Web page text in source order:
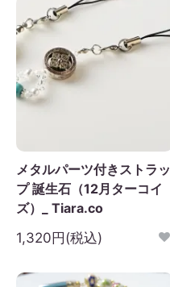
メタルパーツ付きストラッ
プ 誕生石（12月ターコイ
ズ）_ Tiara.co
1,320円(税込)